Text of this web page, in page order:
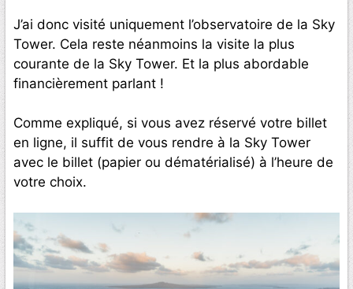
J’ai donc visité uniquement l’observatoire de la Sky
Tower. Cela reste néanmoins la visite la plus
courante de la Sky Tower. Et la plus abordable
financièrement parlant !
Comme expliqué, si vous avez réservé votre billet
en ligne, il suffit de vous rendre à la Sky Tower
avec le billet (papier ou dématérialisé) à l’heure de
votre choix.